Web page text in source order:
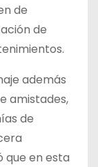
de
de
además
amistades,
de
que en esta